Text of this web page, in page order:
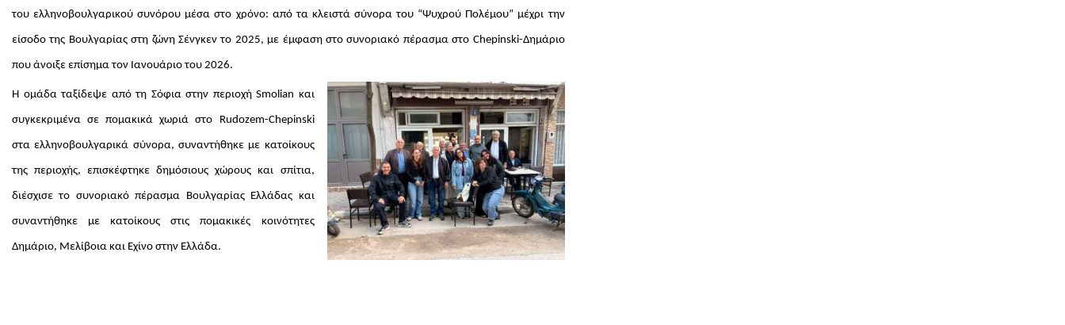
του ελληνοβουλγαρικού συνόρου μέσα στο χρόνο: από τα κλειστά σύνορα του “Ψυχρού Πολέμου” μέχρι την
είσοδο της Βουλγαρίας στη ζώνη Σένγκεν το 2025, με έμφαση στο συνοριακό πέρασμα στο Chepinski-Δημάριο
που άνοιξε επίσημα τον Ιανουάριο του 2026.
Η ομάδα ταξίδεψε από τη Σόφια στην περιοχή Smolian και
συγκεκριμένα σε πομακικά χωριά στο Rudozem-Chepinski
στα ελληνοβουλγαρικά σύνορα, συναντήθηκε με κατοίκους
της περιοχής, επισκέφτηκε δημόσιους χώρους και σπίτια,
διέσχισε το συνοριακό πέρασμα Βουλγαρίας Ελλάδας και
συναντήθηκε με κατοίκους στις πομακικές κοινότητες
Δημάριο, Μελίβοια και Εχίνο στην Ελλάδα.